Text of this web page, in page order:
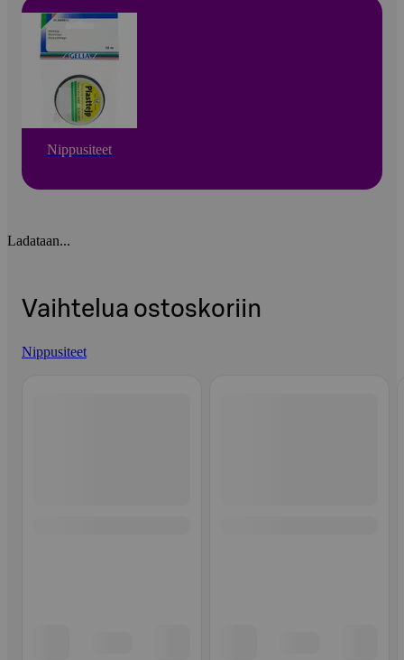
Nippusiteet
Ladataan...
Vaihtelua ostoskoriin
Nippusiteet